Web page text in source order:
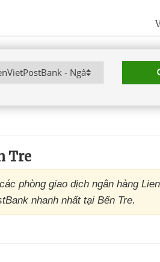
Tre
phòng giao dịch ngân hàng
nhanh nhất tại Bến Tre.